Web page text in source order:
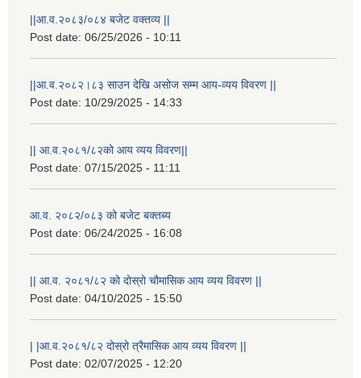
||आ.व.२०८३/०८४ बजेट वक्तव्य ||
Post date: 06/25/2026 - 10:11
||आ.व.२०८२।८३ साउन देखि असोज सम्म आय-व्यय विवरण ||
Post date: 10/29/2025 - 14:33
|| आ.व.२०८१/८२को आय व्यय विवरण||
Post date: 07/15/2025 - 11:11
आ.व. २०८२/०८३ को बजेट बक्तब्य
Post date: 06/24/2025 - 16:08
|| आ.व. २०८१/८२ को दोस्रो चौमासिक आय व्यय विवरण ||
Post date: 04/10/2025 - 15:50
| |आ.व.२०८१/८२ दोस्रो त्रैमासिक आय व्यय विवरण ||
Post date: 02/07/2025 - 12:20